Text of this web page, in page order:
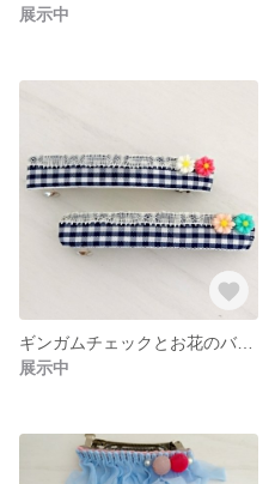
展示中
ギンガムチェックとお花のバレッタ☺︎
展示中